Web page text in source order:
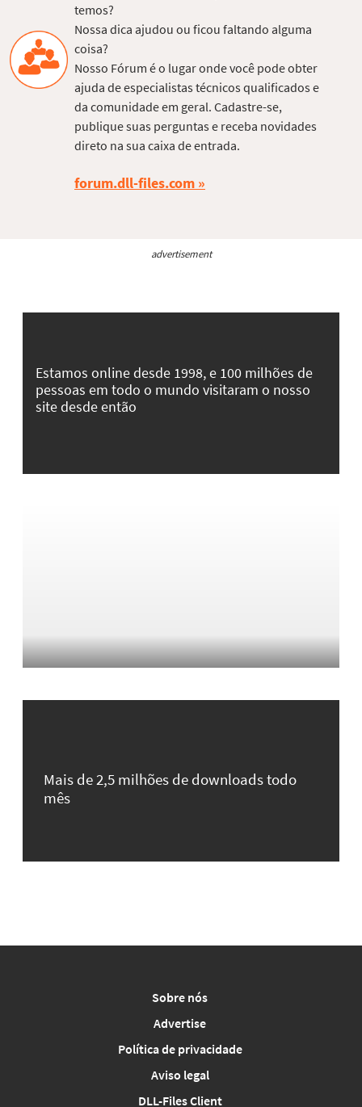
temos?
Nossa dica ajudou ou ficou faltando alguma
coisa?
Nosso Fórum é o lugar onde você pode obter
ajuda de especialistas técnicos qualificados e
da comunidade em geral. Cadastre-se,
publique suas perguntas e receba novidades
direto na sua caixa de entrada.
forum.dll-files.com
advertisement
Estamos online desde 1998, e 100 milhões de
pessoas em todo o mundo visitaram o nosso
site desde então
Mais de 2,5 milhões de downloads todo
mês
Sobre nós
Advertise
Política de privacidade
Aviso legal
DLL-Files Client